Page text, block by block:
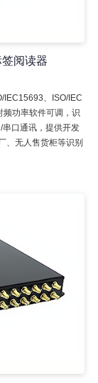
阅读器
IEC15693、ISO/IEC
功率软件可调，识
口通讯，提供开发
、无人售货柜等识别